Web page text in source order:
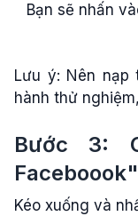
Bạn sẽ nhấn
Lưu ý: Nên nạp
hành thử
Bước 3:
Faceboook"
Kéo xuống và